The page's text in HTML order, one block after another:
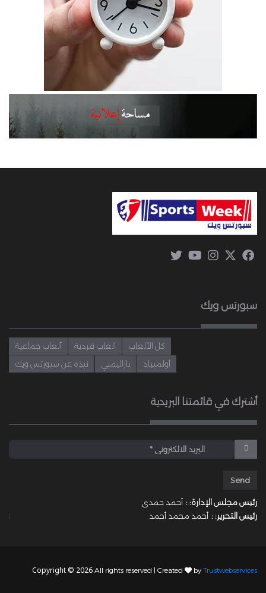
سبورتس ويك
ألعاب جماعية العاب فردية
كل الألعاب
نبذه عن سبورتس ويك
باراليمبي أولمبياد
أشترك في قائمتنا البريدية
رئيس مجلس الإدارة: : أحمد حمدى
رئيس التحرير: : أحمد محمد أحمد
Copyright © 2026 All rights reserved | Created by Trustwebservices